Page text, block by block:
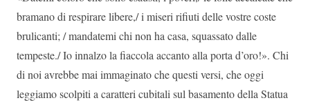
bramano di respirare libere,/ i miseri rifiuti delle vostre coste
brulicanti; / mandatemi chi non ha casa, squassato dalle
tempeste./ Io innalzo la fiaccola accanto alla porta d’oro!». Chi
di noi avrebbe mai immaginato che questi versi, che oggi
leggiamo scolpiti a caratteri cubitali sul basamento della Statua